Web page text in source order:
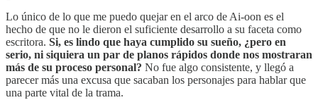
Lo único de lo que me puedo quejar en el arco de Ai-oon es el
hecho de que no le dieron el suficiente desarrollo a su faceta como
escritora. Si, es lindo que haya cumplido su sueño, ¿pero en
serio, ni siquiera un par de planos rápidos donde nos mostraran
más de su proceso personal? No fue algo consistente, y llegó a
parecer más una excusa que sacaban los personajes para hablar que
una parte vital de la trama.